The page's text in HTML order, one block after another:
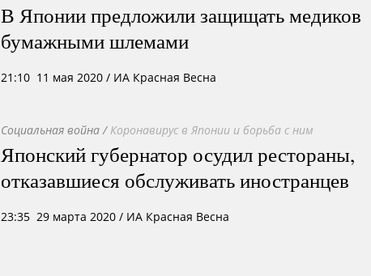
В Японии предложили защищать медиков
бумажными шлемами
21:10 11 мая 2020 / ИА Красная Весна
Социальная война / Коронавирус в Японии и борьба с ним
Японский губернатор осудил рестораны,
отказавшиеся обслуживать иностранцев
23:35 29 марта 2020 / ИА Красная Весна